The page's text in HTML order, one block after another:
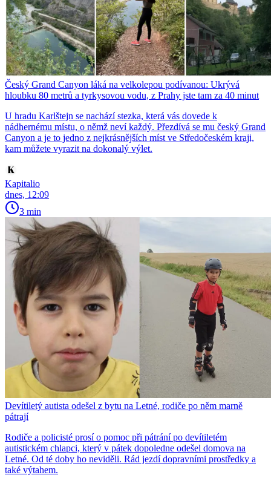
Český Grand Canyon láká na velkolepou podívanou: Ukrývá
hloubku 80 metrů a tyrkysovou vodu, z Prahy jste tam za 40 minut
U hradu Karlštejn se nachází stezka, která vás dovede k
nádhernému místu, o němž neví každý. Přezdívá se mu český Grand
Canyon a je to jedno z nejkrásnějších míst ve Středočeském kraji,
kam můžete vyrazit na dokonalý výlet.
Kapitalio
dnes, 12:09
3 min
Devítiletý autista odešel z bytu na Letné, rodiče po něm marně
pátrají
Rodiče a policisté prosí o pomoc při pátrání po devítiletém
autistickém chlapci, který v pátek dopoledne odešel domova na
Letné. Od té doby ho neviděli. Rád jezdí dopravními prostředky a
také výtahem.